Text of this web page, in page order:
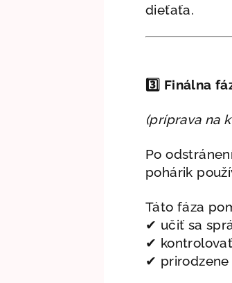
dieťaťa.
3️⃣ Finálna
(príprava na
Po
pohárik
Táto fáza
✔ učiť sa
✔
✔ prirodzene